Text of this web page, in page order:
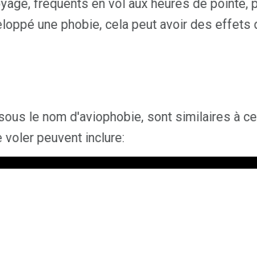
fréquents en vol aux heures de pointe,
une phobie, cela peut avoir des effets
le nom d'aviophobie, sont similaires à
peuvent inclure: